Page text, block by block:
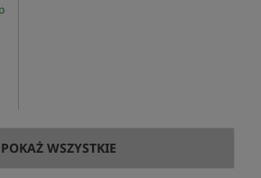
POKAŻ WSZYSTKIE